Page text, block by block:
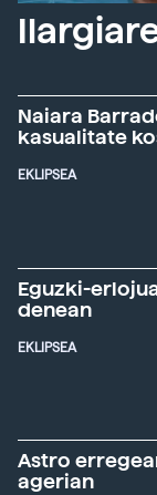
Naiara
kasualitate
EKLIPSEA
Eguzki-
denean
EKLIPSEA
Astro
agerian